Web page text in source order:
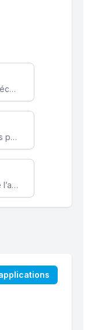
Transformez votre activité avec une boutique en ligne, accessible à l'échelle mondiale 24/7.
Attirez des clients ciblés rapidement avec des campagnes publicitaires payantes optimisées pour vos objectifs.
Renforcez l’identité de votre marque avec un design unique qui capte l’attention et engage vos clients.